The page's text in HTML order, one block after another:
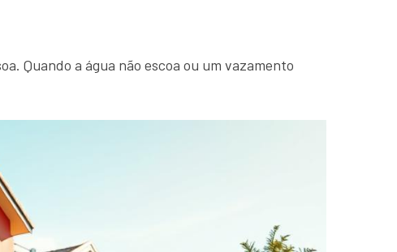
Quando a água não escoa ou um vazamento